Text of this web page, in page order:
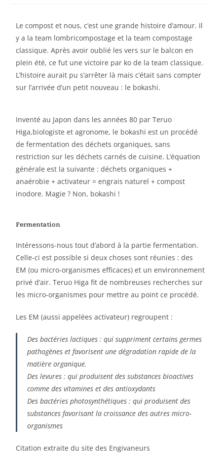
Le compost et nous, c’est une grande histoire d’amour. Il
y a la team lombricompostage et la team compostage
classique. Après avoir oublié les vers sur le balcon en
plein été, ce fut une victoire par ko de la team classique.
L’histoire aurait pu s’arrêter là mais c’était sans compter
sur l’arrivée d’un petit nouveau : le bokashi.
Inventé au Japon dans les années 80 par Teruo
Higa,biologiste et agronome, le bokashi est un procédé
de fermentation des déchets organiques, sans
restriction sur les déchets carnés de cuisine. L’équation
générale est la suivante : déchets organiques +
anaérobie + activateur = engrais naturel + compost
inodore. Magie ? Non, bokashi !
Fermentation
Intéressons-nous tout d’abord à la partie fermentation.
Celle-ci est possible si deux choses sont réunies : des
EM (ou micro-organismes efficaces) et un environnement
privé d’air. Teruo Higa fit de nombreuses recherches sur
les micro-organismes pour mettre au point ce procédé.
Les EM (aussi appelées activateur) regroupent :
Des bactéries lactiques : qui suppriment certains germes
pathogènes et favorisent une dégradation rapide de la
matière organique.
Des levures : qui produisent des substances bioactives
comme des vitamines et des antioxydants
Des bactéries photosynthétiques : qui produisent des
substances favorisant la croissance des autres micro-
organismes
Citation extraite du site des Engivaneurs